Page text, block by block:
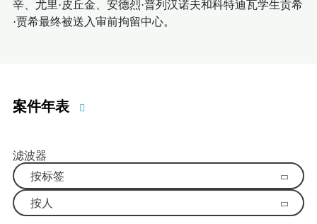
辛、尤里·皮丘金、安德烈·普列汉诺夫和科特迪瓦学生贡希
·贾希最终被送入审前拘留中心。
案件年表
滤波器
按标签
按人